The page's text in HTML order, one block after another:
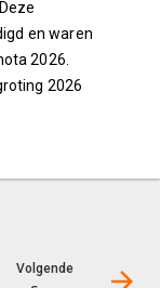
en waren
2026.
2026
Volgende